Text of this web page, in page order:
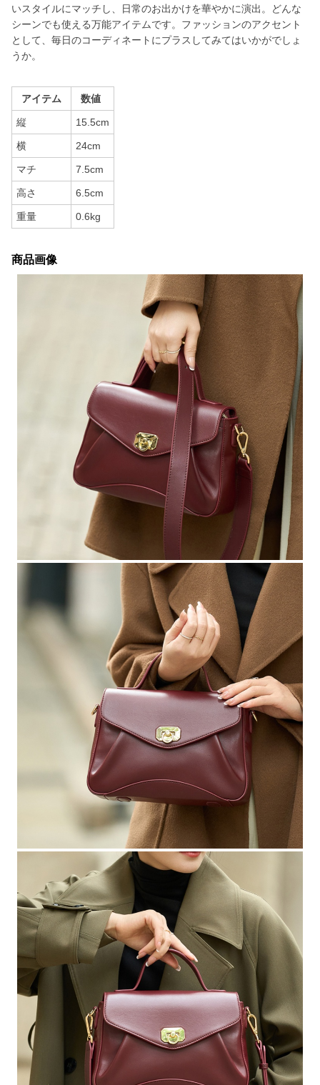
いスタイルにマッチし、日常のお出かけを華やかに演出。どんな
シーンでも使える万能アイテムです。ファッションのアクセント
として、毎日のコーディネートにプラスしてみてはいかがでしょ
うか。
アイテム 数値
縦 15.5cm
横 24cm
マチ 7.5cm
高さ 6.5cm
重量 0.6kg
商品画像